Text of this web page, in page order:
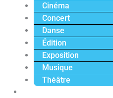
Cinéma
Concert
Danse
Édition
Exposition
Musique
Théâtre